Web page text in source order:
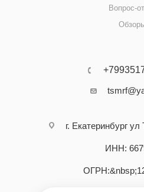
Вопрос-
г. Екатеринбург
ИНН: